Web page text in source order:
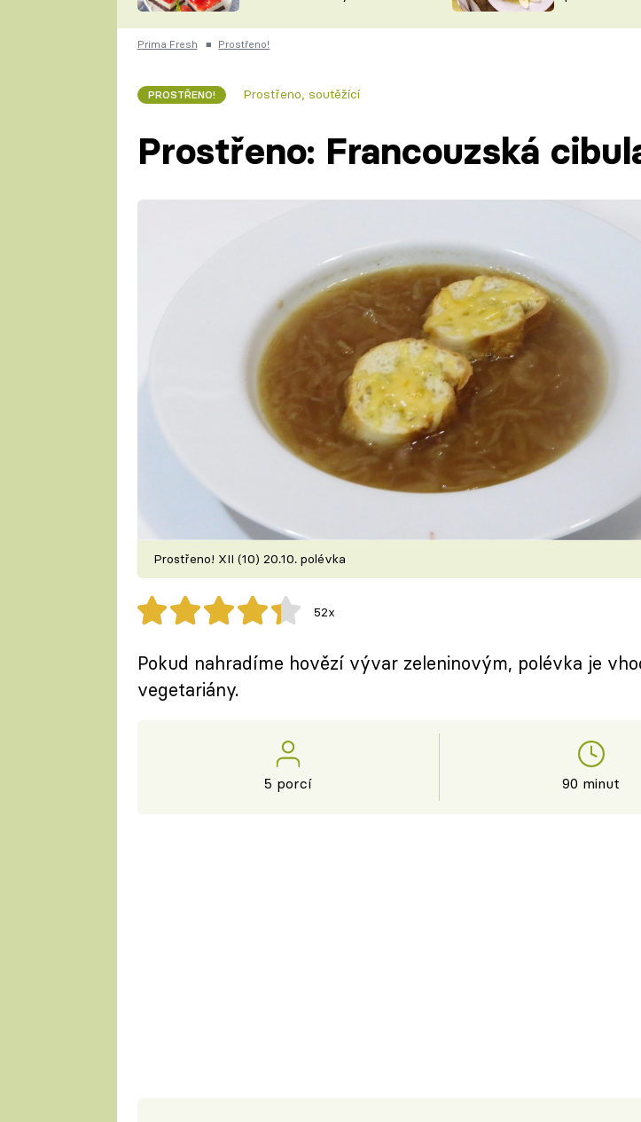
ČESKO NA TALÍŘI
KUCHAŘKA
VYCHYTÁVKY
Prima Fresh ■ Prostřeno!
PROSTŘENO! Prostřeno, soutěžící
Prostřeno: Francouzská
Prostřeno! XII (10) 20.10. polévka
52x
Pokud nahradíme hovězí vývar zeleninovým, polévka je
vegetariány.
5 porcí 90 minut